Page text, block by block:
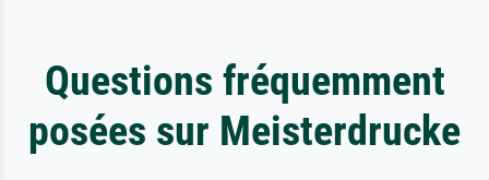
Questions fréquemment
posées sur Meisterdrucke